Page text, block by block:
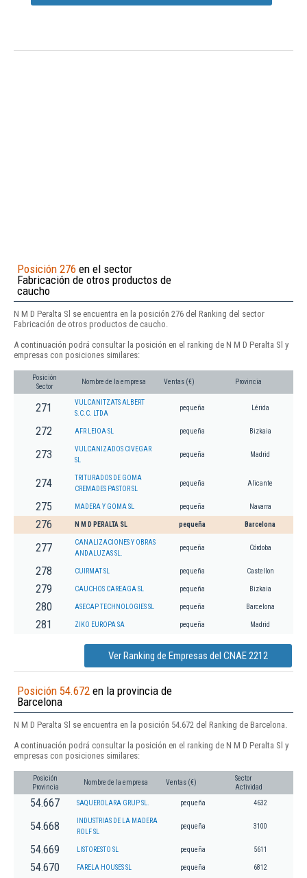
Posición 276 en el sector
Fabricación de otros productos de
caucho
N M D Peralta Sl se encuentra en la posición 276 del Ranking del sector
Fabricación de otros productos de caucho.
A continuación podrá consultar la posición en el ranking de N M D Peralta Sl y
empresas con posiciones similares:
Posición
Sector
Nombre de la empresa Ventas (€) Provincia
271
VULCANITZATS ALBERT
S.C.C. LTDA
pequeña Lérida
272 AFR LEIOA SL pequeña Bizkaia
273
VULCANIZADOS CIVEGAR
SL
pequeña Madrid
274
TRITURADOS DE GOMA
CREMADES PASTOR SL
pequeña Alicante
275 MADERA Y GOMA SL pequeña Navarra
276 N M D PERALTA SL pequeña Barcelona
277
CANALIZACIONES Y OBRAS
ANDALUZAS SL.
pequeña Córdoba
278 CUIRMAT SL pequeña Castellon
279 CAUCHOS CAREAGA SL pequeña Bizkaia
280 ASECAP TECHNOLOGIES SL pequeña Barcelona
281 ZIKO EUROPA SA pequeña Madrid
Ver Ranking de Empresas del CNAE 2212
Posición 54.672 en la provincia de
Barcelona
N M D Peralta Sl se encuentra en la posición 54.672 del Ranking de Barcelona.
A continuación podrá consultar la posición en el ranking de N M D Peralta Sl y
empresas con posiciones similares:
Posición
Provincia
Nombre de la empresa Ventas (€)
Sector
Actividad
54.667 SAQUEROLARA GRUP SL. pequeña 4632
54.668
INDUSTRIAS DE LA MADERA
ROLF SL
pequeña 3100
54.669 LISTORESTO SL pequeña 5611
54.670 FARELA HOUSES SL pequeña 6812